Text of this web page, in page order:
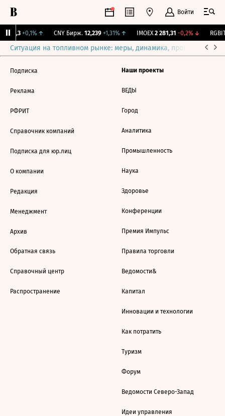
Войти
115,3 +0,1%↑ CNY Бирж. 12,239 +1,31%↑ IMOEX 2 281,31 -0,2%↓
Ситуация на топливном рынке: меры, динамика, прогнозы
Подписка
Реклама
РФРИТ
Справочник компаний
Подписка для юр.лиц
О компании
Редакция
Менеджмент
Архив
Обратная связь
Справочный центр
Распространение
Наши проекты
ВЕДЫ
Город
Аналитика
Промышленность
Наука
Здоровье
Конференции
Премия Импульс
Правила торговли
Ведомости&
Капитал
Инновации и технологии
Как потратить
Туризм
Форум
Ведомости Северо-Запад
Идеи управления